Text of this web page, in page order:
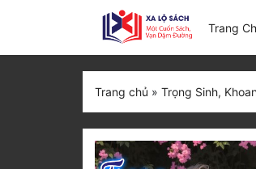
Trang
Trang chủ » Trọng Sinh,